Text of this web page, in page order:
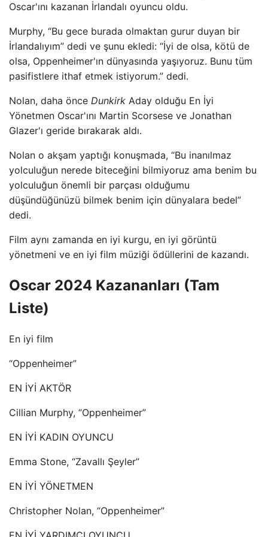
Oscar'ını kazanan İrlandalı oyuncu oldu.
Murphy, “Bu gece burada olmaktan gurur duyan bir
İrlandalıyım” dedi ve şunu ekledi: “İyi de olsa, kötü de
olsa, Oppenheimer'ın dünyasında yaşıyoruz. Bunu tüm
pasifistlere ithaf etmek istiyorum.” dedi.
Nolan, daha önce Dunkirk Aday olduğu En İyi
Yönetmen Oscar'ını Martin Scorsese ve Jonathan
Glazer'ı geride bırakarak aldı.
Nolan o akşam yaptığı konuşmada, “Bu inanılmaz
yolculuğun nerede biteceğini bilmiyoruz ama benim bu
yolculuğun önemli bir parçası olduğumu
düşündüğünüzü bilmek benim için dünyalara bedel”
dedi.
Film aynı zamanda en iyi kurgu, en iyi görüntü
yönetmeni ve en iyi film müziği ödüllerini de kazandı.
Oscar 2024 Kazananları (Tam
Liste)
En iyi film
“Oppenheimer”
EN İYİ AKTÖR
Cillian Murphy, “Oppenheimer”
EN İYİ KADIN OYUNCU
Emma Stone, “Zavallı Şeyler”
EN İYİ YÖNETMEN
Christopher Nolan, “Oppenheimer”